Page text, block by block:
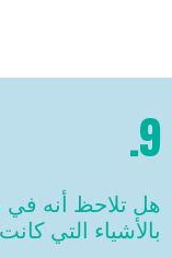
9.
هل تلاحظ أنه في
بالأشياء التي